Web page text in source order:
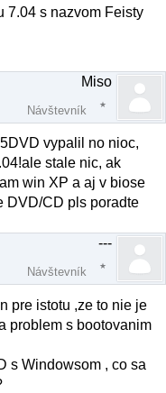
7.04 s nazvom Feisty
Miso
Návštevník
vypalil no nioc,
stale nic, ak
win XP a aj v biose
DVD/CD pls poradte
---
Návštevník
pre istotu ,ze to nie je
problem s bootovanim
s Windowsom , co sa